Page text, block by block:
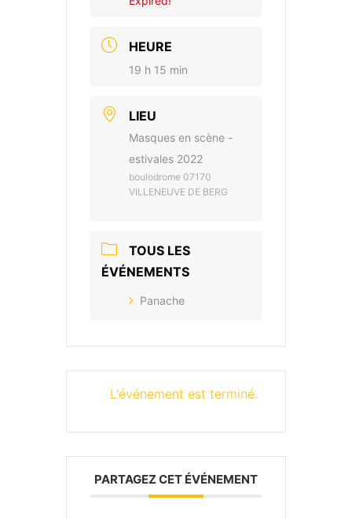
HEURE
19 h 15 min
LIEU
Masques en scène -
estivales 2022
boulodrome 07170
VILLENEUVE DE BERG
TOUS LES
ÉVÉNEMENTS
Panache
L'événement est terminé.
PARTAGEZ CET ÉVÉNEMENT